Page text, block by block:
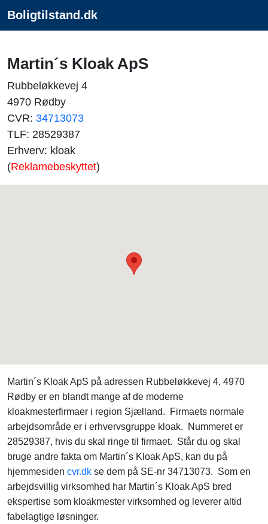
Boligtilstand.dk
Martin´s Kloak ApS
Rubbeløkkevej 4
4970 Rødby
CVR: 34713073
TLF: 28529387
Erhverv: kloak
(Reklamebeskyttet)
Martin´s Kloak ApS på adressen Rubbeløkkevej 4, 4970
Rødby er en blandt mange af de moderne
kloakmesterfirmaer i region Sjælland. Firmaets normale
arbejdsområde er i erhvervsgruppe kloak. Nummeret er
28529387, hvis du skal ringe til firmaet. Står du og skal
bruge andre fakta om Martin´s Kloak ApS, kan du på
hjemmesiden cvr.dk se dem på SE-nr 34713073. Som en
arbejdsvillig virksomhed har Martin´s Kloak ApS bred
ekspertise som kloakmester virksomhed og leverer altid
fabelagtige løsninger.